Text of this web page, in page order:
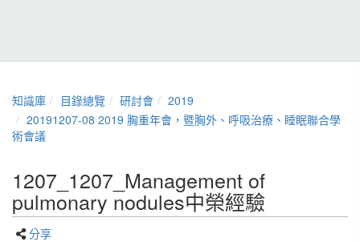
知識庫 目錄總覽 研討會
2019
20191207-08 2019 胸重年會，暨胸外、呼吸治療、睡眠聯合學
術會議
1207_1207_Management of
pulmonary nodules中榮經驗
分享